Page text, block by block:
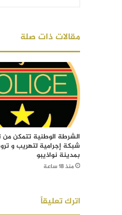
مقالات ذات صلة
الشرطة الوطنية تتمكن
شبكة إجرامية لتهريب و
بمدينة نواذيبو
منذ 18 ساعة
اترك تعليقاً